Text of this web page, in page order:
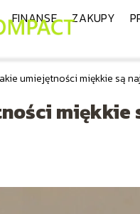
FINANSE ZAKUPY
umiejętności miękkie są
miękkie